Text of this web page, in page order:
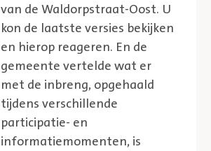
van de Waldorpstraat-Oost. U
kon de laatste versies bekijken
en hierop reageren. En de
gemeente vertelde wat er
met de inbreng, opgehaald
tijdens verschillende
participatie- en
informatiemomenten, is